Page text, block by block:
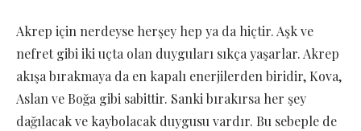
Akrep için nerdeyse herşey hep ya da hiçtir. Aşk ve
nefret gibi iki uçta olan duyguları sıkça yaşarlar. Akrep
akışa bırakmaya da en kapalı enerjilerden biridir, Kova,
Aslan ve Boğa gibi sabittir. Sanki bırakırsa her şey
dağılacak ve kaybolacak duygusu vardır. Bu sebeple de